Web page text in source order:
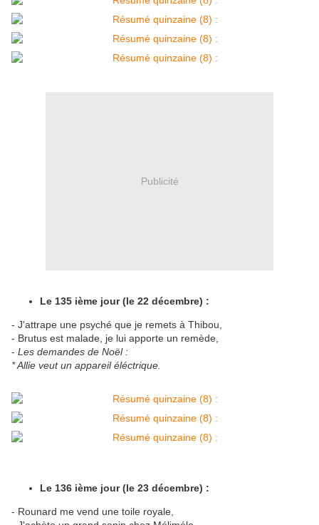
Publicité
Le 135 ième jour (le 22 décembre) :
- J'attrape une psyché que je remets à Thibou,
- Brutus est malade, je lui apporte un remède,
- Les demandes de Noël :
* Allie veut un appareil éléctrique.
Le 136 ième jour (le 23 décembre) :
- Rounard me vend une toile royale,